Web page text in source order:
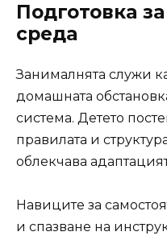
Подготовка
среда
Занималнята служи
домашната
система. Детето
правилата и
облекчава
Навиците за
и спазване на